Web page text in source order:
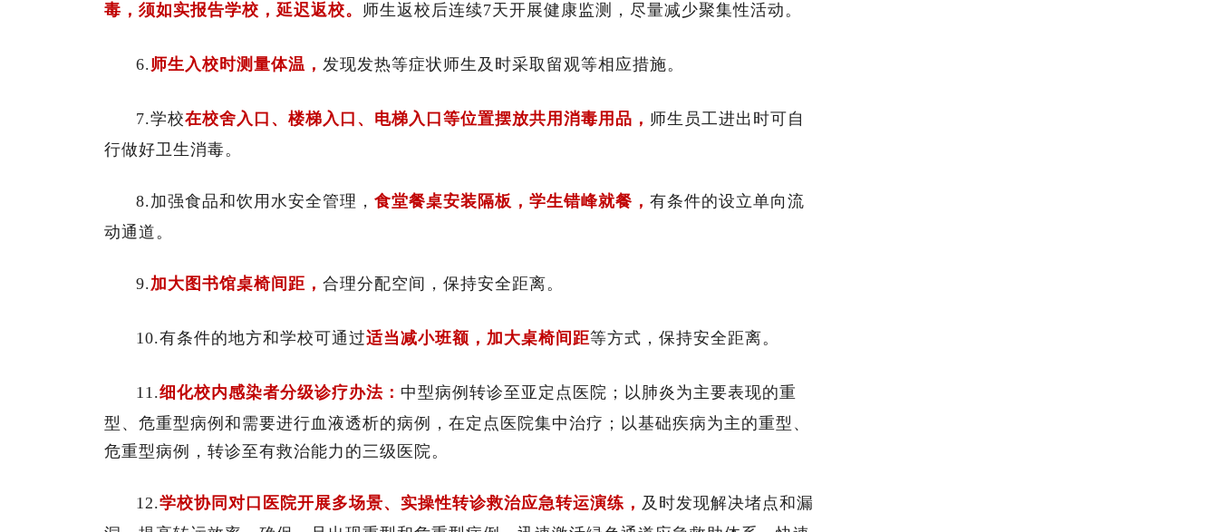
毒，须如实报告学校，延迟返校。 师生返校后连续7天开展健康监测，尽量减少聚集性活动。
6.师生入校时测量体温， 发现发热等症状师生及时采取留观等相应措施。
7.学校在校舍入口、楼梯入口、电梯入口等位置摆放共用消毒用品 ， 师生员工进出时可自
行做好卫生消毒。
8.加强食品和饮用水安全管理， 食堂餐桌安装隔板，学生错峰就餐， 有条件的设立单向流
动通道。
9.加大图书馆桌椅间距， 合理分配空间，保持安全距离。
10.有条件的地方和学校可通过适当减小班额，加大桌椅间距等方式，保持安全距离。
11.细化校内感染者分级诊疗办法： 中型病例转诊至亚定点医院；以肺炎为主要表现的重
型、危重型病例和需要进行血液透析的病例，在定点医院集中治疗；以基础疾病为主的重型、
危重型病例，转诊至有救治能力的三级医院。
12.学校协同对口医院开展多场景、实操性转诊救治应急转运演练， 及时发现解决堵点和漏